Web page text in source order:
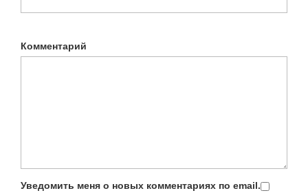
Комментарий
Уведомить меня о новых комментариях по email.